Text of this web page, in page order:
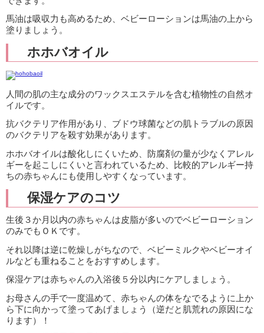
馬油は吸収力も高めるため、ベビーローションは馬油の上から
塗りましょう。
ホホバオイル
人間の肌の主な成分のワックスエステルを含む植物性の自然オ
イルです。
抗バクテリア作用があり、ブドウ球菌などの肌トラブルの原因
のバクテリアを殺す効果があります。
ホホバオイルは酸化しにくいため、防腐剤の量が少なくアレル
ギーを起こしにくいと言われているため、比較的アレルギー持
ちの赤ちゃんにも使用しやすくなっています。
保湿ケアのコツ
生後３か月以内の赤ちゃんは皮脂が多いのでベビーローション
のみでもＯＫです。
それ以降は逆に乾燥しがちなので、ベビーミルクやベビーオイ
ルなども重ねることをおすすめします。
保湿ケアは赤ちゃんの入浴後５分以内にケアしましょう。
お母さんの手で一度温めて、赤ちゃんの体をなでるように上か
ら下に向かって塗ってあげましょう（逆だと肌荒れの原因にな
ります）！